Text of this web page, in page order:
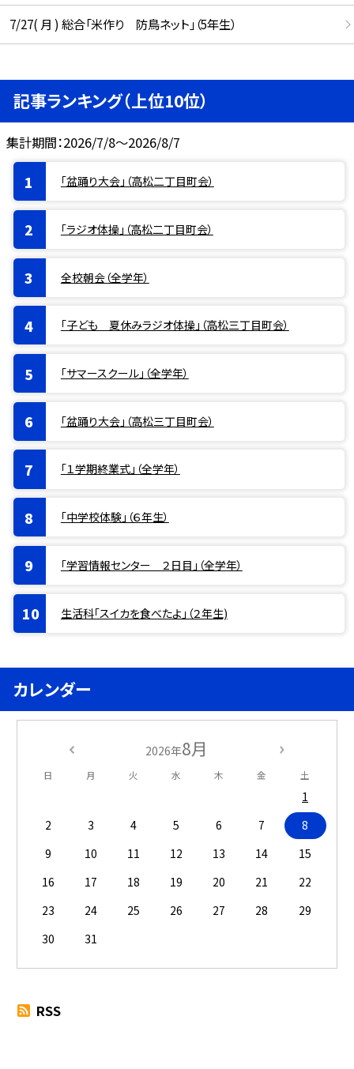
7/27( 月 ) 総合「米作り 防鳥ネット」（5年生）
記事ランキング（上位10位）
集計期間：2026/7/8～2026/8/7
「盆踊り大会」（高松二丁目町会）
「ラジオ体操」（高松二丁目町会）
全校朝会（全学年）
「子ども 夏休みラジオ体操」（高松三丁目町会）
「サマースクール」（全学年）
「盆踊り大会」（高松三丁目町会）
「１学期終業式」（全学年）
「中学校体験」（６年生）
「学習情報センター ２日目」（全学年）
生活科「スイカを食べたよ」（２年生)
カレンダー
2026年8月
日 月 火 水 木 金 土
1
2
3 4 5 6 7
8
9
10 11 12 13 14
15
16
17 18 19 20 21
22
23
24 25 26 27 28
29
30
31
RSS